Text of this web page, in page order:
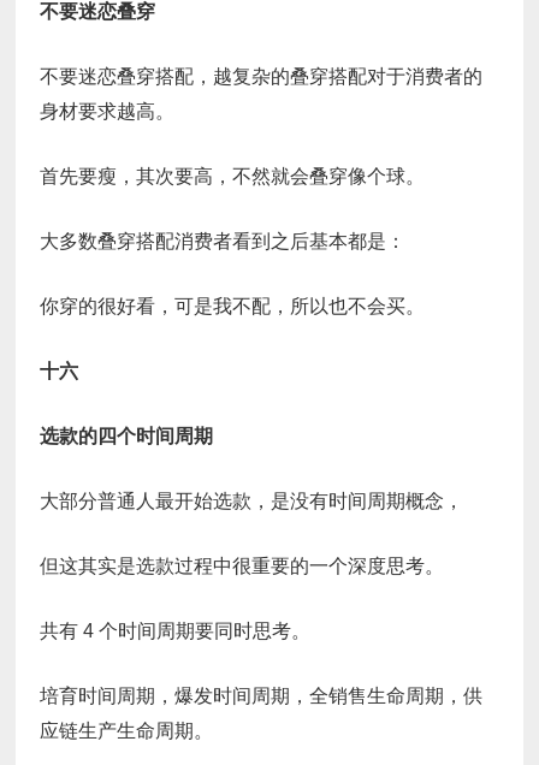
不要迷恋叠穿
不要迷恋叠穿搭配，越复杂的叠穿搭配对于消费者的
身材要求越高。
首先要瘦，其次要高，不然就会叠穿像个球。
大多数叠穿搭配消费者看到之后基本都是：
你穿的很好看，可是我不配，所以也不会买。
十六
选款的四个时间周期
大部分普通人最开始选款，是没有时间周期概念，
但这其实是选款过程中很重要的一个深度思考。
共有 4 个时间周期要同时思考。
培育时间周期，爆发时间周期，全销售生命周期，供
应链生产生命周期。